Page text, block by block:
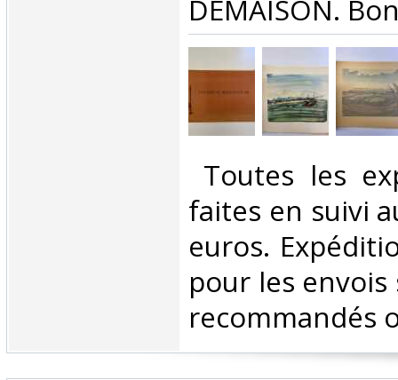
DEMAISON.
Toutes les
faites en suivi
euros.
pour les envois
recommandés